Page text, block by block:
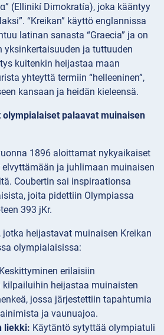
(Ellinikí Dimokratía), joka kääntyy
“Kreikan” käyttö englannissa
latinan sanasta “Graecia” ja on
ja tuttuuden
kuitenkin heijastaa maan
yhteyttä termiin “helleeninen”,
kansaan ja heidän kieleensä.
palaavat muinaisen
1896 aloittamat nykyaikaiset
ja juhlimaan muinaisen
Coubertin sai inspiraationsa
joita pidettiin Olympiassa
393 jKr.
jotka heijastavat muinaisen Kreikan
olympialaisissa:
Keskittyminen erilaisiin
kilpailuihin heijastaa muinaisten
jossa järjestettiin tapahtumia
ja vaunuajoa.
liekki: Käytäntö sytyttää olympiatuli